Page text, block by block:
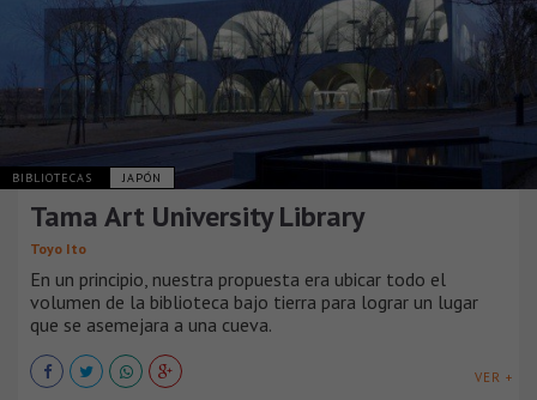
BIBLIOTECAS JAPÓN
Tama Art University Library
Toyo Ito
En un principio, nuestra propuesta era ubicar todo el
volumen de la biblioteca bajo tierra para lograr un lugar
que se asemejara a una cueva.
VER +